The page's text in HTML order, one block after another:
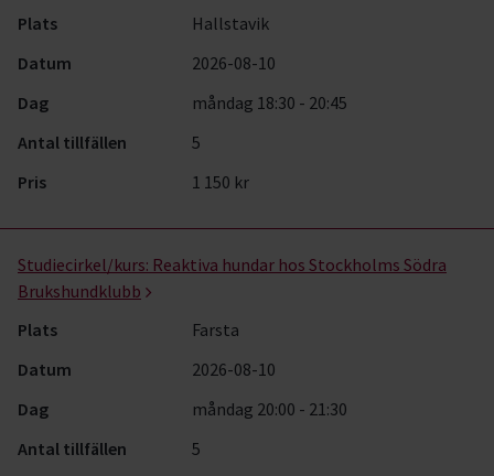
Plats
Hallstavik
Datum
2026-08-10
Dag
måndag 18:30 - 20:45
Antal tillfällen
5
Pris
1 150 kr
Studiecirkel/kurs: Reaktiva hundar hos Stockholms Södra
Brukshundklubb
Plats
Farsta
Datum
2026-08-10
Dag
måndag 20:00 - 21:30
Antal tillfällen
5